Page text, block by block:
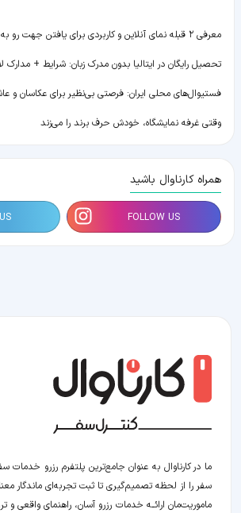
معرفی ۲ قبله نمای آنلاین و کاربردی برای یافتن جهت رو به کعبه
تحصیل رایگان در ایتالیا بدون مدرک زبان: شرایط + مدارک
فستیوال‌های محلی ایران: فرصتی بی‌نظیر برای عکاسان و
وقتی غرفه نمایشگاه، خودش حرف برند را می‌زند
همراه کارناوال باشید
FOLLOW US
ما در کارناوال به عنوان جامع‌ترین پلتفرم رزرو خدمات
سفر را از لحظه‌ تصمیم‌گیری تا ثبت تجربه‌ای ماندگار
ماموریت‌مان اراﺋــﻪ خدمات رزرو آسان، راهنمای